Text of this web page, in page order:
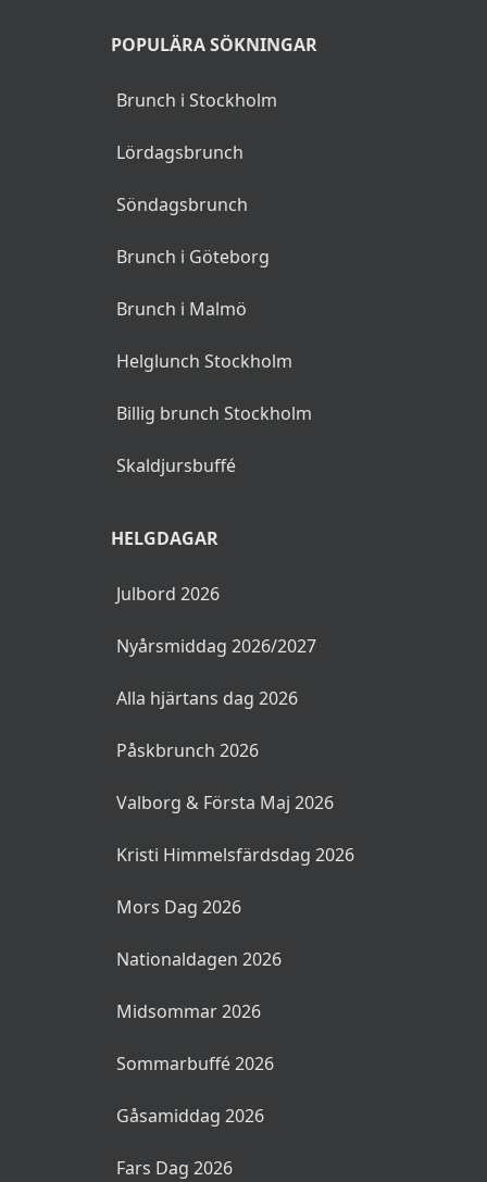
POPULÄRA SÖKNINGAR
Brunch i Stockholm
Lördagsbrunch
Söndagsbrunch
Brunch i Göteborg
Brunch i Malmö
Helglunch Stockholm
Billig brunch Stockholm
Skaldjursbuffé
HELGDAGAR
Julbord 2026
Nyårsmiddag 2026/2027
Alla hjärtans dag 2026
Påskbrunch 2026
Valborg & Första Maj 2026
Kristi Himmelsfärdsdag 2026
Mors Dag 2026
Nationaldagen 2026
Midsommar 2026
Sommarbuffé 2026
Gåsamiddag 2026
Fars Dag 2026